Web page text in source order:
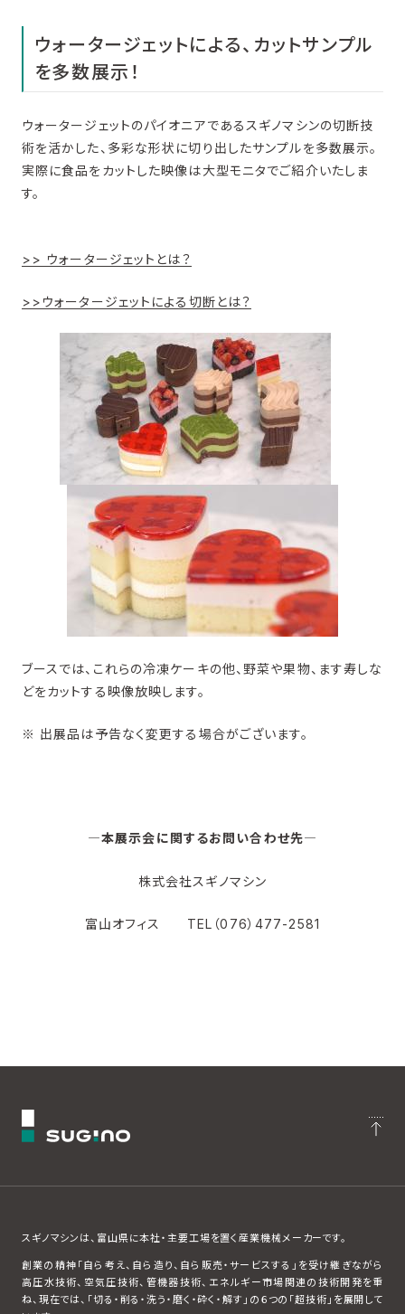
ウォータージェットによる、カットサンプル
を多数展示！
ウォータージェットのパイオニアであるスギノマシンの切断技
術を活かした、多彩な形状に切り出したサンプルを多数展示。
実際に食品をカットした映像は大型モニタでご紹介いたしま
す。
>> ウォータージェットとは？
>>ウォータージェットによる切断とは？
ブースでは、これらの冷凍ケーキの他、野菜や果物、ます寿しな
どをカットする映像放映します。
※ 出展品は予告なく変更する場合がございます。
―本展示会に関するお問い合わせ先―
株式会社スギノマシン
富山オフィス TEL（076）477-2581
スギノマシンは、富山県に本社・主要工場を置く産業機械メーカーです。
創業の精神「自ら考え、自ら造り、自ら販売・サービスする」を受け継ぎながら
高圧水技術、空気圧技術、管機器技術、エネルギー市場関連の技術開発を重
ね、現在では、「切る・削る・洗う・磨く・砕く・解す」の６つの「超技術」を展開して